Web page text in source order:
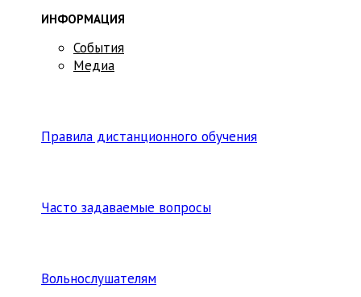
ИНФОРМАЦИЯ
События
Медиа
Правила дистанционного обучения
Часто задаваемые вопросы
Вольнослушателям